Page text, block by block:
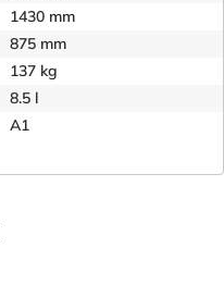
1430 mm
875 mm
137 kg
8.5 l
A1